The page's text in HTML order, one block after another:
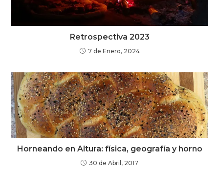
Retrospectiva 2023
7 de Enero, 2024
Horneando en Altura: física, geografía y horno
30 de Abril, 2017